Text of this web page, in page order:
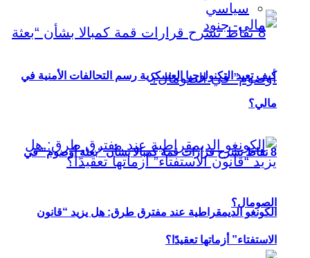
8 نقاط تشرح قرارات قمة كمبالا بشأن “بعثة أوصوم” في
الصومال؟
سياسي
كيف تعيد التكنولوجيا العسكرية رسم التحالفات الأمنية في
مالي؟
الكونغو الديمقراطية عند مفترق طرق: هل يزيد “قانون
الاستفتاء” أزماتها تعقيدًا؟